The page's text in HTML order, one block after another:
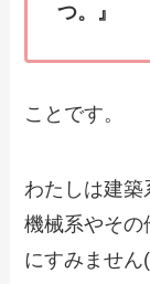
つ。』
ことです。
わたしは建築
機械系やその
にすみません